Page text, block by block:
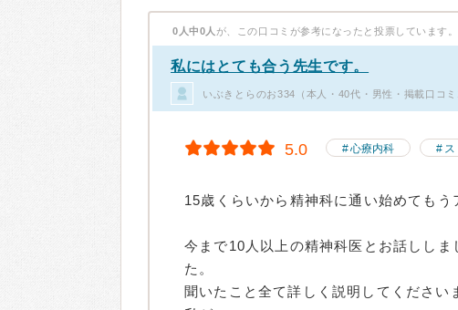
0人中0人 が、この口コミが参考になったと投票しています。
私にはとても合う先生です。
いぶきとらのお334（本人・40代・男性・掲載口コミ
5.0 心療内科 ス
15歳くらいから精神科に通い始めてもう
今まで10人以上の精神科医とお話しし
た。
聞いたこと全て詳しく説明してください